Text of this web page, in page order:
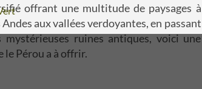
offrant une multitude de paysages à
aux vallées verdoyantes, en passant
ruines antiques, voici une
le Pérou a à offrir.